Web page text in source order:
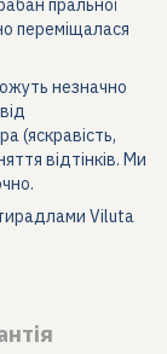
пральної
переміщалася
незначно
(яскравість,
відтінків. Ми
Viluta